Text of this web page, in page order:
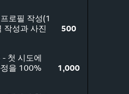
로필 작성(1
작성과 사진
500
첫 시도에
을 100%
1,000